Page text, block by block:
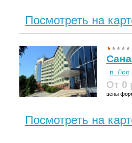
Посмотреть на
п. Лоо
От 0
цены
Посмотреть на